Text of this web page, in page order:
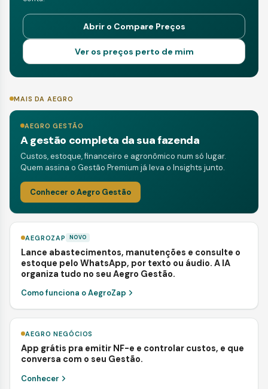
Abrir o Compare Preços
Ver os preços perto de mim
MAIS DA AEGRO
AEGRO GESTÃO
A gestão completa da sua fazenda
Custos, estoque, financeiro e agronômico num só lugar.
Quem assina o Gestão Premium já leva o Insights junto.
Conhecer o Aegro Gestão
AEGROZAP NOVO
Lance abastecimentos, manutenções e consulte o
estoque pelo WhatsApp, por texto ou áudio. A IA
organiza tudo no seu Aegro Gestão.
Como funciona o AegroZap
AEGRO NEGÓCIOS
App grátis pra emitir NF-e e controlar custos, e que
conversa com o seu Gestão.
Conhecer